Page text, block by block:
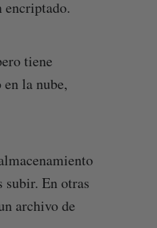
encriptado.
tiene
la nube,
En otras
archivo de